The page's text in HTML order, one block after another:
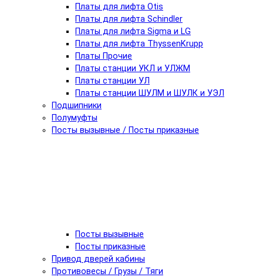
Платы для лифта Otis
Платы для лифта Schindler
Платы для лифта Sigma и LG
Платы для лифта ThyssenKrupp
Платы Прочие
Платы станции УКЛ и УЛЖМ
Платы станции УЛ
Платы станции ШУЛМ и ШУЛК и УЭЛ
Подшипники
Полумуфты
Посты вызывные / Посты приказные
Посты вызывные
Посты приказные
Привод дверей кабины
Противовесы / Грузы / Тяги